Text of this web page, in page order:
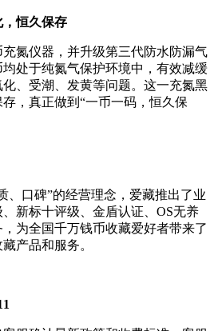
恒久保存
氮仪器，并升级第三代防水防漏气
处于纯氮气保护环境中，有效减缓
、受潮、发黄等问题。这一充氮黑
，真正做到“一币一码，恒久保
、口碑”的经营理念，爱藏推出了业
新标十评级、金盾认证、OS无养
为全国千万钱币收藏爱好者带来了
产品和服务。